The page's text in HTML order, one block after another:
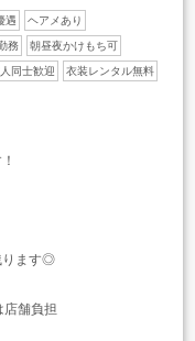
遇 ヘアメあり
務 朝昼夜かけもち可
同士歓迎 衣装レンタル無料
ります◎
舗負担